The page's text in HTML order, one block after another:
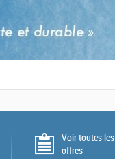
Voir toutes les
offres